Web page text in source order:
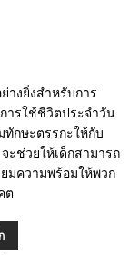
งยิ่งสำหรับการ
ารใช้ชีวิตประจำวัน
ทักษะตรรกะให้กับ
ะช่วยให้เด็กสามารถ
มความพร้อมให้พวก
ต